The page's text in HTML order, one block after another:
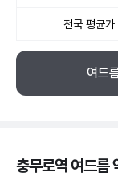
전국 평균가
여드
충무로역 여드름